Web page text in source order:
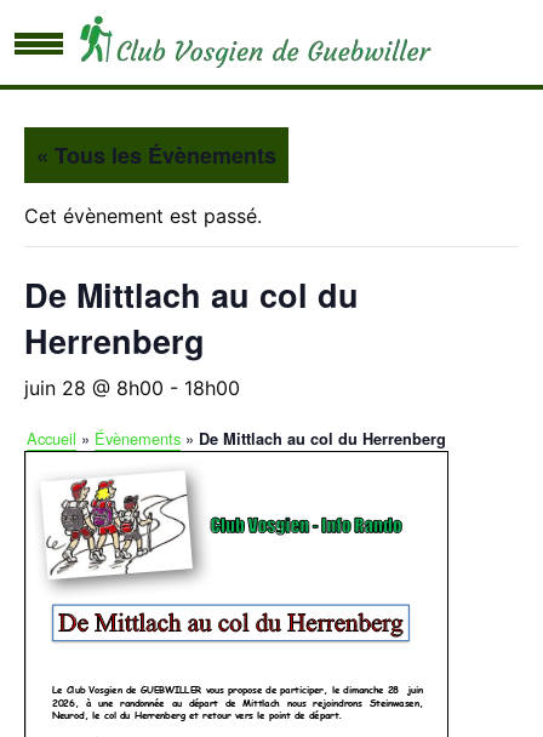
« Tous les Évènements
Cet évènement est passé.
De Mittlach au col du
Herrenberg
juin 28 @ 8h00 - 18h00
Accueil » Évènements » De Mittlach au col du Herrenberg